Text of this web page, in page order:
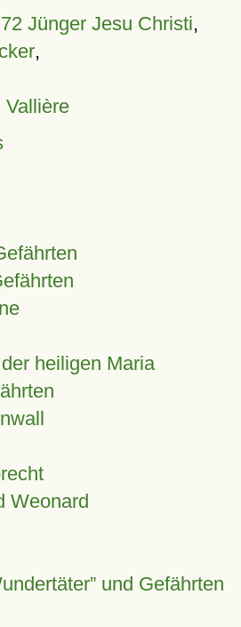
Jünger Jesu Christi,
,
Vallière
heiligen Maria
Weonard
und Gefährten